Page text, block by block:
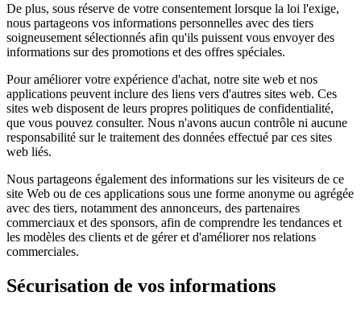
De plus, sous réserve de votre consentement lorsque la loi l'exige,
nous partageons vos informations personnelles avec des tiers
soigneusement sélectionnés afin qu'ils puissent vous envoyer des
informations sur des promotions et des offres spéciales.
Pour améliorer votre expérience d'achat, notre site web et nos
applications peuvent inclure des liens vers d'autres sites web. Ces
sites web disposent de leurs propres politiques de confidentialité,
que vous pouvez consulter. Nous n'avons aucun contrôle ni aucune
responsabilité sur le traitement des données effectué par ces sites
web liés.
Nous partageons également des informations sur les visiteurs de ce
site Web ou de ces applications sous une forme anonyme ou agrégée
avec des tiers, notamment des annonceurs, des partenaires
commerciaux et des sponsors, afin de comprendre les tendances et
les modèles des clients et de gérer et d'améliorer nos relations
commerciales.
Sécurisation de vos informations